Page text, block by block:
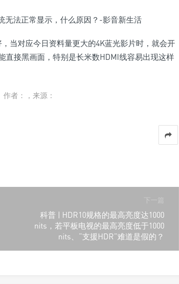
当对应今日资料量更大的4K蓝光影片时，就会开
直接黑画面，特别是长米数HDMI线容易出现这样
者：，来源：
下一篇
科普 | HDR10规格的最高亮度达1000
nits，若平板电视的最高亮度低于1000
nits、“支援HDR”难道是假的？